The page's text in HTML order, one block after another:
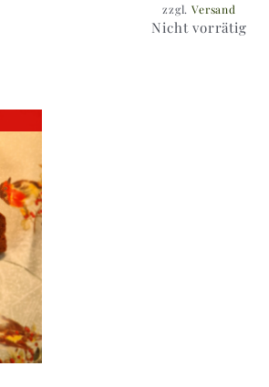
zzgl.Versand
Nicht vorrätig